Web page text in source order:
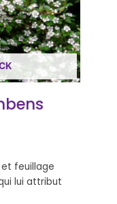
feuillage
lui attribut